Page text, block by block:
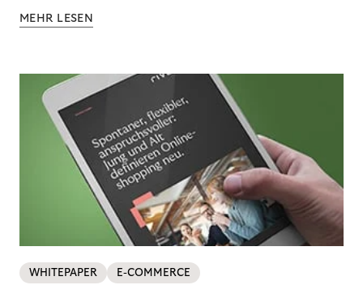
MEHR LESEN
WHITEPAPER E-COMMERCE